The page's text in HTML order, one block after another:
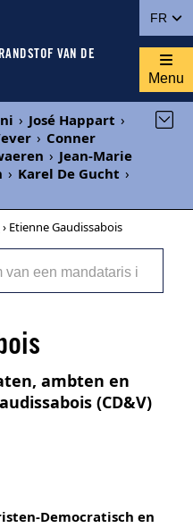
FR
VAN DE
Menu
› José Happart ›
› Conner
› Jean-Marie
› Karel De Gucht ›
› Etienne Gaudissabois
ambten en
(CD&V)
Democratisch en